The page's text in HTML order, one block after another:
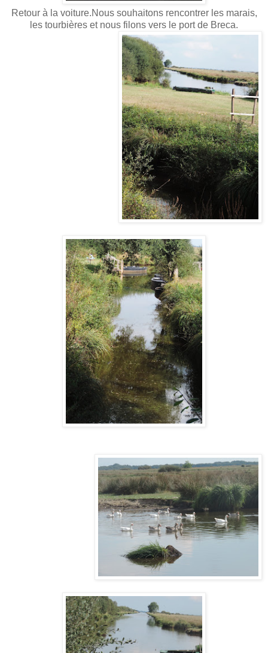
Retour à la voiture.Nous souhaitons rencontrer les marais,
les tourbières et nous filons vers le port de Breca.